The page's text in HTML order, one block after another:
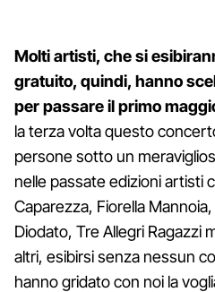
Molti artisti, che si
gratuito, quindi, hanno
per passare il primo
la terza volta questo
persone sotto un
nelle passate edizioni artisti
Caparezza, Fiorella
Diodato, Tre Allegri Ragazzi
altri, esibirsi senza nessun
hanno gridato con noi la